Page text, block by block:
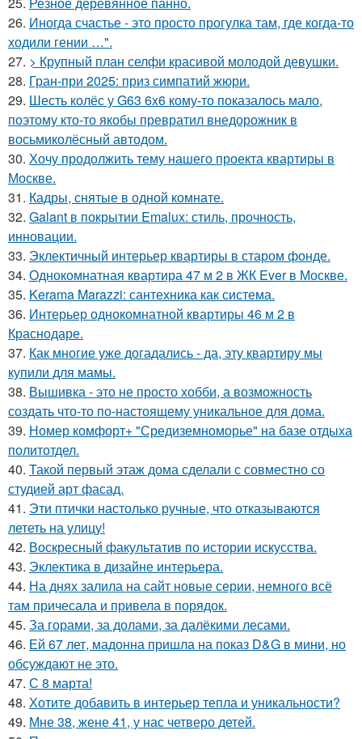
26. Иногда счастье - это просто прогулка там, где когда-то
ходили гении …".
27. > Крупный план селфи красивой молодой девушки.
28. Гран-при 2025: приз симпатий жюри.
29. Шесть колёс у G63 6x6 кому-то показалось мало,
поэтому кто-то якобы превратил внедорожник в
восьмиколёсный автодом.
30. Хочу продолжить тему нашего проекта квартиры в
Москве.
31. Кадры, снятые в одной комнате.
32. Galant в покрытии Emalux: стиль, прочность,
инновации.
33. Эклектичный интерьер квартиры в старом фонде.
34. Однокомнатная квартира 47 м 2 в ЖК Ever в Москве.
35. Kerama Marazzi: сантехника как система.
36. Интерьер однокомнатной квартиры 46 м 2 в
Краснодаре.
37. Как многие уже догадались - да, эту квартиру мы
купили для мамы.
38. Вышивка - это не просто хобби, а возможность
создать что-то по-настоящему уникальное для дома.
39. Номер комфорт+ "Средиземноморье" на базе отдыха
политотдел.
40. Такой первый этаж дома сделали с совместно со
студией арт фасад.
41. Эти птички настолько ручные, что отказываются
лететь на улицу!
42. Воскресный факультатив по истории искусства.
43. Эклектика в дизайне интерьера.
44. На днях залила на сайт новые серии, немного всё
там причесала и привела в порядок.
45. За горами, за долами, за далёкими лесами.
46. Ей 67 лет, мадонна пришла на показ D&G в мини, но
обсуждают не это.
47. С 8 марта!
48. Хотите добавить в интерьер тепла и уникальности?
49. Мне 38, жене 41, у нас четверо детей.